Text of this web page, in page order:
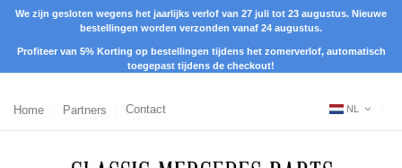
We zijn gesloten wegens het jaarlijks verlof van 27 juli tot 23 augustus. Nieuwe
bestellingen worden verzonden vanaf 24 augustus.
Profiteer van 5% Korting op bestellingen tijdens het zomerverlof, automatisch
toegepast tijdens de checkout!
Home Partners Contact NL